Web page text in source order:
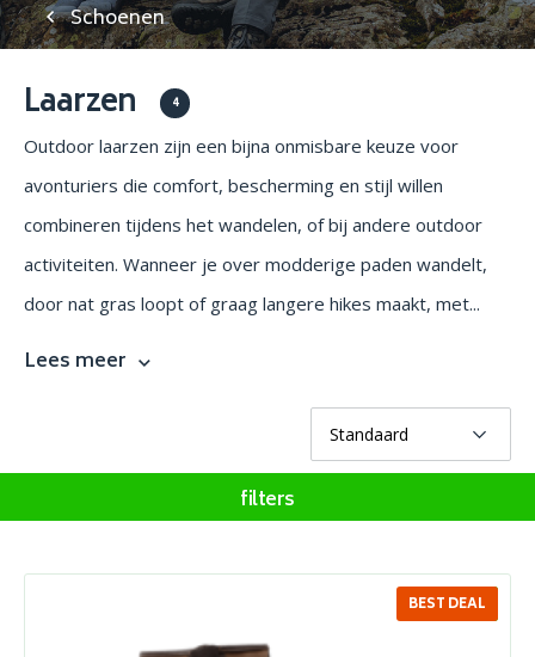
Schoenen
Laarzen 4
Outdoor laarzen zijn een bijna onmisbare keuze voor
avonturiers die comfort, bescherming en stijl willen
combineren tijdens het wandelen, of bij andere outdoor
activiteiten. Wanneer je over modderige paden wandelt,
door nat gras loopt of graag langere hikes maakt, met...
Lees meer
filters
SALE
BEST DEAL